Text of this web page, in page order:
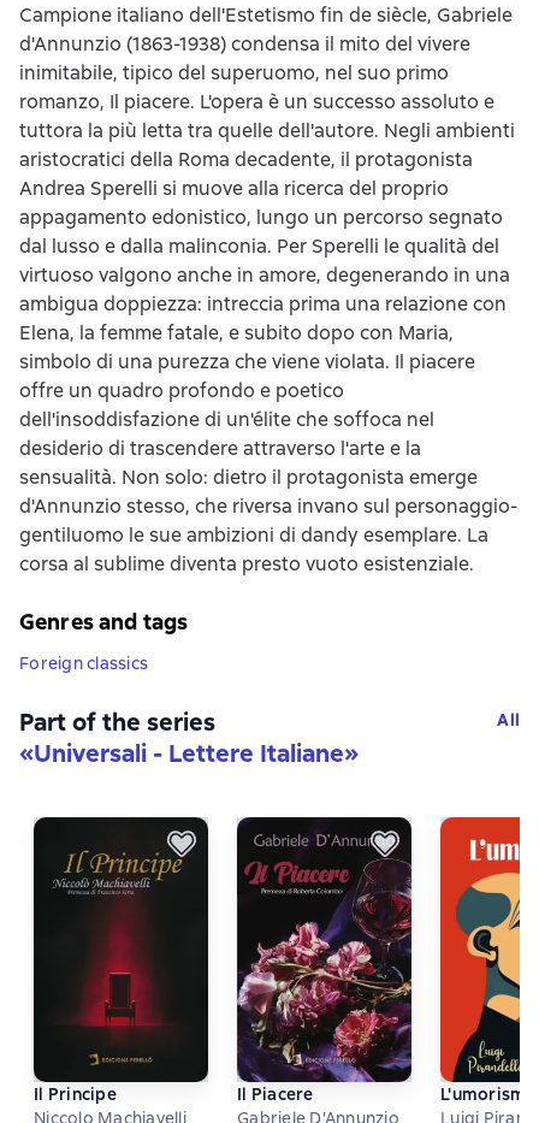
Campione italiano dell'Estetismo fin de siècle, Gabriele
d'Annunzio (1863-1938) condensa il mito del vivere
inimitabile, tipico del superuomo, nel suo primo
romanzo, Il piacere. L'opera è un successo assoluto e
tuttora la più letta tra quelle dell'autore. Negli ambienti
aristocratici della Roma decadente, il protagonista
Andrea Sperelli si muove alla ricerca del proprio
appagamento edonistico, lungo un percorso segnato
dal lusso e dalla malinconia. Per Sperelli le qualità del
virtuoso valgono anche in amore, degenerando in una
ambigua doppiezza: intreccia prima una relazione con
Elena, la femme fatale, e subito dopo con Maria,
simbolo di una purezza che viene violata. Il piacere
offre un quadro profondo e poetico
dell'insoddisfazione di un'élite che soffoca nel
desiderio di trascendere attraverso l'arte e la
sensualità. Non solo: dietro il protagonista emerge
d'Annunzio stesso, che riversa invano sul personaggio-
gentiluomo le sue ambizioni di dandy esemplare. La
corsa al sublime diventa presto vuoto esistenziale.
Genres and tags
Foreign classics
Part of the series
«Universali - Lettere Italiane»
All
Il Principe
Niccolo Machiavelli
Il Piacere
Gabriele D'Annunzio
L'umorismo
Luigi